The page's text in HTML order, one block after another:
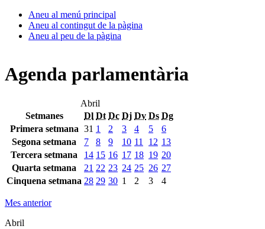
Aneu al menú principal
Aneu al contingut de la pàgina
Aneu al peu de la pàgina
Agenda parlamentària
Abril
Setmanes
Dl Dt Dc Dj Dv Ds Dg
Primera setmana 31 1 2 3 4 5
6
Segona setmana
7 8 9 10 11 12 13
Tercera setmana
14 15 16 17 18 19 20
Quarta setmana
21 22 23 24 25 26 27
Cinquena setmana 28 29 30 1 2 3 4
Mes anterior
Abril